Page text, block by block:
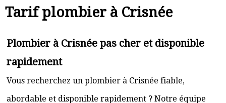
Tarif plombier à Crisnée
Plombier à Crisnée pas cher et disponible
rapidement
Vous recherchez un plombier à Crisnée fiable,
abordable et disponible rapidement ? Notre équipe